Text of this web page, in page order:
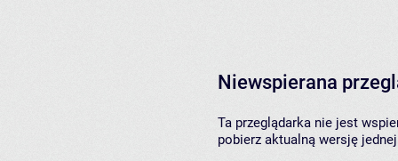
Niewspierana
Ta przeglądarka nie jest
pobierz aktualną wersję